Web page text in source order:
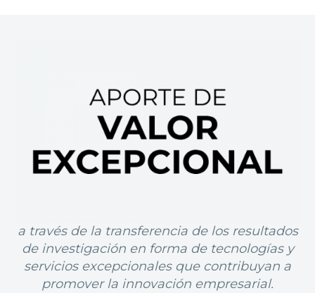
a través de la transferencia de los resultados
de investigación en forma de tecnologías y
servicios excepcionales que contribuyan a
promover la innovación empresarial.